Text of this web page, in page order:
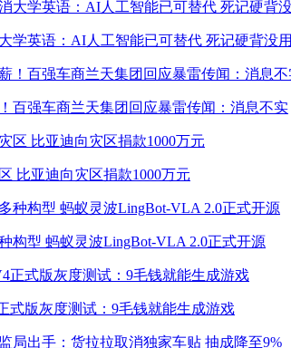
学英语：AI人工智能已可替代 死记硬背没用
百强车商兰天集团回应暴雷传闻：消息不实
比亚迪向灾区捐款1000万元
构型 蚂蚁灵波LingBot-VLA 2.0正式开源
式版灰度测试：9毛钱就能生成游戏